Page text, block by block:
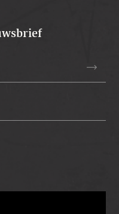
trending_flat